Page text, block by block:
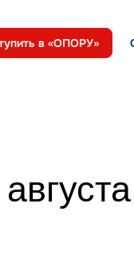
в «ОПОРУ»